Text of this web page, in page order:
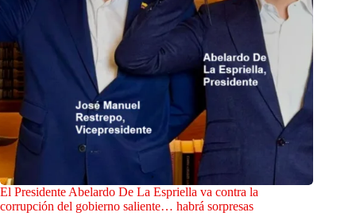
El Presidente Abelardo De La Espriella va contra la
corrupción del gobierno saliente… habrá sorpresas